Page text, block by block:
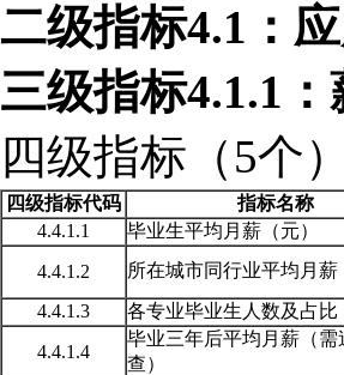
二级指标4.1：
三级指标4.1.1
四级指标（5个
四级指标代码 指标名称
4.4.1.1
毕业生平均月薪（元）
4.4.1.2
所在城市同行业平均月薪
4.4.1.3
各专业毕业生人数及占比
4.4.1.4
毕业三年后平均月薪（需
查）